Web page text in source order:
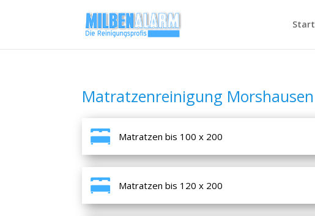
Start
Matratzenreinigung Morshausen
Matratzen bis 100 x 200
Matratzen bis 120 x 200